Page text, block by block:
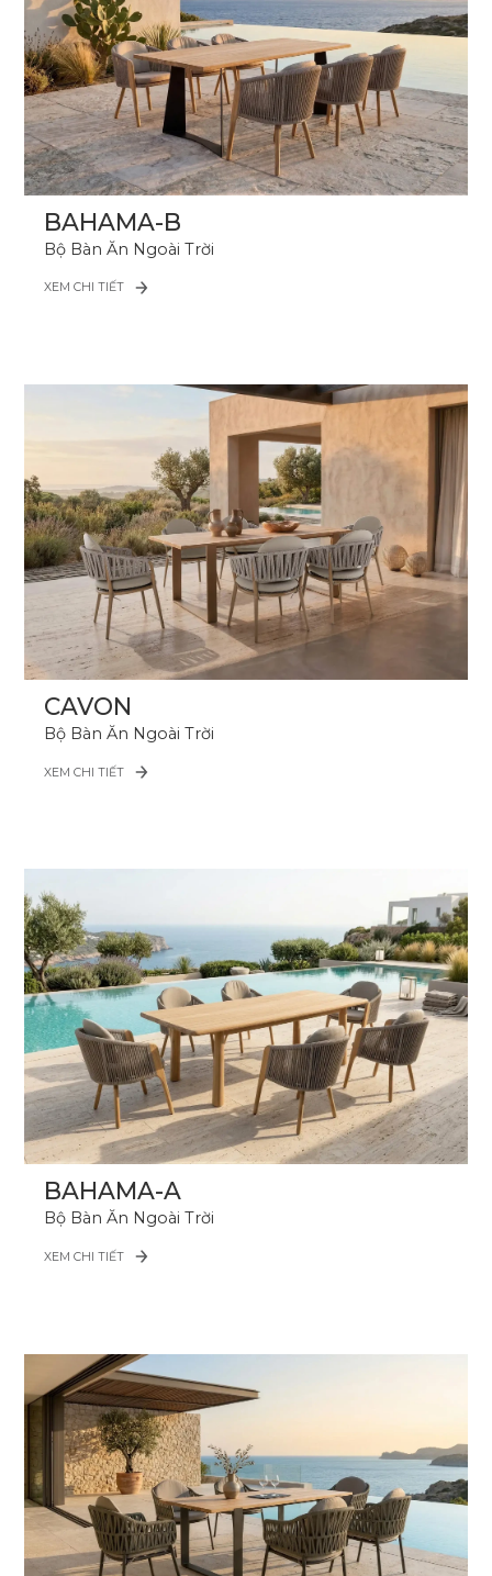
BAHAMA-B
Bộ Bàn Ăn Ngoài Trời
XEM CHI TIẾT
CAVON
Bộ Bàn Ăn Ngoài Trời
XEM CHI TIẾT
BAHAMA-A
Bộ Bàn Ăn Ngoài Trời
XEM CHI TIẾT